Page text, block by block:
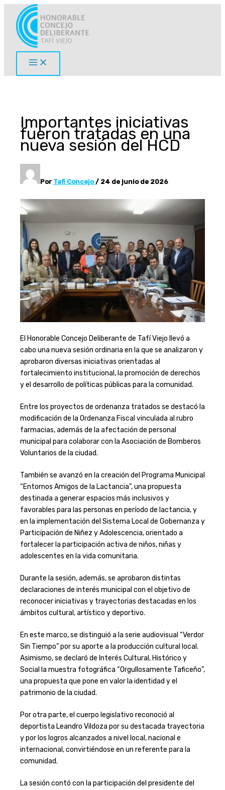
contenido
Importantes iniciativas
fueron tratadas en una
nueva sesión del HCD
Por Tafi Concejo / 24 de junio de 2026
El Honorable Concejo Deliberante de Tafí Viejo llevó a
cabo una nueva sesión ordinaria en la que se analizaron y
aprobaron diversas iniciativas orientadas al
fortalecimiento institucional, la promoción de derechos
y el desarrollo de políticas públicas para la comunidad.
Entre los proyectos de ordenanza tratados se destacó la
modificación de la Ordenanza Fiscal vinculada al rubro
farmacias, además de la afectación de personal
municipal para colaborar con la Asociación de Bomberos
Voluntarios de la ciudad.
También se avanzó en la creación del Programa Municipal
“Entornos Amigos de la Lactancia”, una propuesta
destinada a generar espacios más inclusivos y
favorables para las personas en período de lactancia, y
en la implementación del Sistema Local de Gobernanza y
Participación de Niñez y Adolescencia, orientado a
fortalecer la participación activa de niños, niñas y
adolescentes en la vida comunitaria.
Durante la sesión, además, se aprobaron distintas
declaraciones de interés municipal con el objetivo de
reconocer iniciativas y trayectorias destacadas en los
ámbitos cultural, artístico y deportivo.
En este marco, se distinguió a la serie audiovisual “Verdor
Sin Tiempo” por su aporte a la producción cultural local.
Asimismo, se declaró de Interés Cultural, Histórico y
Social la muestra fotográfica “Orgullosamente Taficeño”,
una propuesta que pone en valor la identidad y el
patrimonio de la ciudad.
Por otra parte, el cuerpo legislativo reconoció al
deportista Leandro Vildoza por su destacada trayectoria
y por los logros alcanzados a nivel local, nacional e
internacional, convirtiéndose en un referente para la
comunidad.
La sesión contó con la participación del presidente del